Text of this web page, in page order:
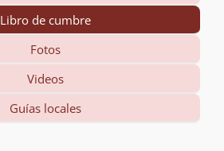
Libro de cumbre
Fotos
Videos
Guías locales